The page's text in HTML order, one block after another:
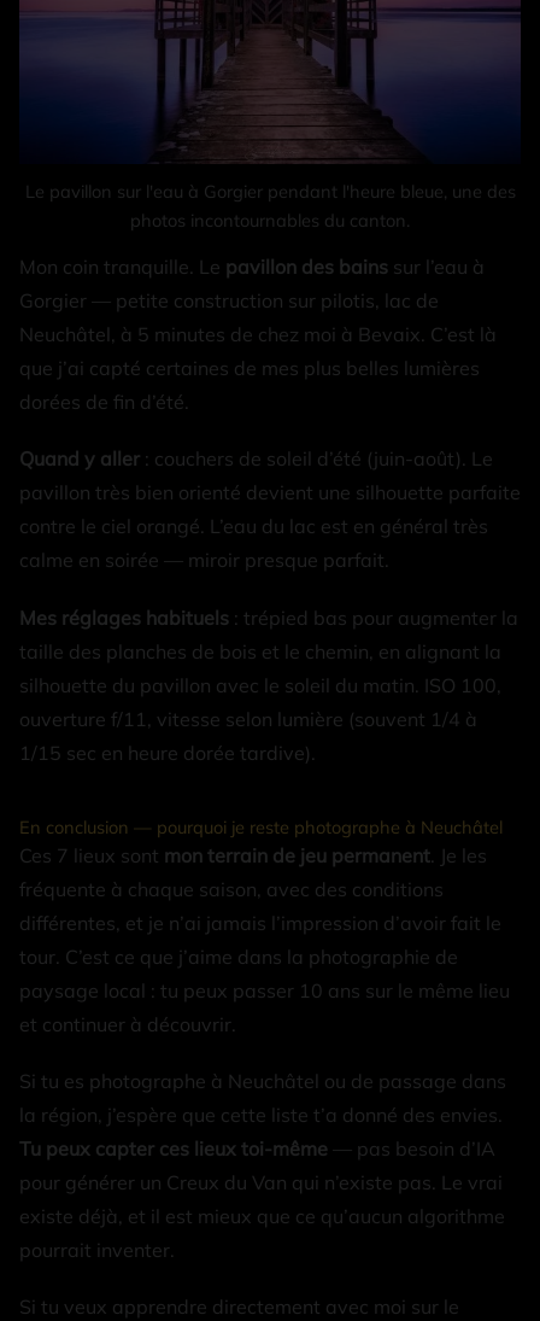
Le pavillon sur l'eau à Gorgier pendant l'heure bleue, une des
photos incontournables du canton.
Mon coin tranquille. Le pavillon des bains sur l’eau à
Gorgier — petite construction sur pilotis, lac de
Neuchâtel, à 5 minutes de chez moi à Bevaix. C’est là
que j’ai capté certaines de mes plus belles lumières
dorées de fin d’été.
Quand y aller : couchers de soleil d’été (juin-août). Le
pavillon très bien orienté devient une silhouette parfaite
contre le ciel orangé. L’eau du lac est en général très
calme en soirée — miroir presque parfait.
Mes réglages habituels : trépied bas pour augmenter la
taille des planches de bois et le chemin, en alignant la
silhouette du pavillon avec le soleil du matin. ISO 100,
ouverture f/11, vitesse selon lumière (souvent 1/4 à
1/15 sec en heure dorée tardive).
En conclusion — pourquoi je reste photographe à Neuchâtel
Ces 7 lieux sont mon terrain de jeu permanent . Je les
fréquente à chaque saison, avec des conditions
différentes, et je n’ai jamais l’impression d’avoir fait le
tour. C’est ce que j’aime dans la photographie de
paysage local : tu peux passer 10 ans sur le même lieu
et continuer à découvrir.
Si tu es photographe à Neuchâtel ou de passage dans
la région, j’espère que cette liste t’a donné des envies.
Tu peux capter ces lieux toi-même — pas besoin d’IA
pour générer un Creux du Van qui n’existe pas. Le vrai
existe déjà, et il est mieux que ce qu’aucun algorithme
pourrait inventer.
Si tu veux apprendre directement avec moi sur le